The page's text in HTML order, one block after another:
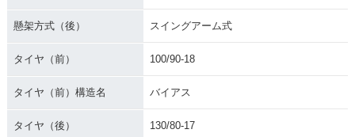
懸架方式（後） スイングアーム式
タイヤ（前） 100/90-18
タイヤ（前）構造名 バイアス
タイヤ（後） 130/80-17